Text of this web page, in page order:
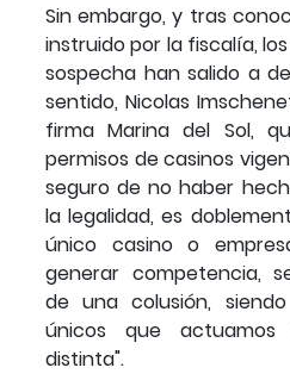
Sin embargo, y tras
instruido por la fiscalía,
sospecha han salido a
sentido, Nicolas
firma Marina del Sol,
permisos de casinos
seguro de no haber
la legalidad, es
único casino o
generar competencia,
de una colusión,
únicos que
distinta".